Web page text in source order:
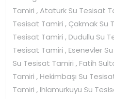
Tamiri , Atatürk Su Tesisat
Tesisat Tamiri , Çakmak Su
Tesisat Tamiri , Dudullu Su
Tesisat Tamiri , Esenevler
Su Tesisat Tamiri , Fatih
Tamiri , Hekimbaşı Su
Tamiri , Ihlamurkuyu Su